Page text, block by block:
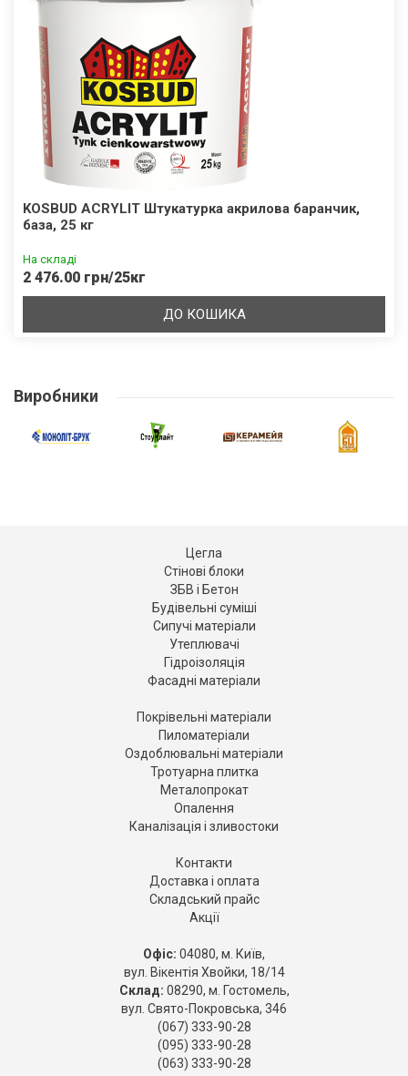
KOSBUD ACRYLIT Штукатурка акрилова баранчик,
база, 25 кг
На складі
2 476.00 грн/25кг
ДО КОШИКА
Виробники
Цегла
Стінові блоки
ЗБВ і Бетон
Будівельні суміші
Сипучі матеріали
Утеплювачі
Гідроізоляція
Фасадні матеріали
Покрівельні матеріали
Пиломатеріали
Оздоблювальні матеріали
Тротуарна плитка
Металопрокат
Опалення
Каналізація і зливостоки
Контакти
Доставка і оплата
Складський прайс
Акції
Офіс: 04080, м. Київ,
вул. Вікентія Хвойки, 18/14
Склад: 08290, м. Гостомель,
вул. Свято-Покровська, 346
(067) 333-90-28
(095) 333-90-28
(063) 333-90-28